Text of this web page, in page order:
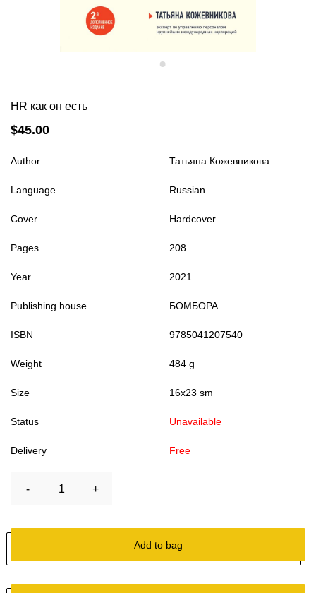
HR как он есть
$45.00
Author Татьяна Кожевникова
Language Russian
Cover Hardcover
Pages 208
Year 2021
Publishing house БОМБОРА
ISBN 9785041207540
Weight 484 g
Size 16x23 sm
Status Unavailable
Delivery Free
- 1 +
Add to bag